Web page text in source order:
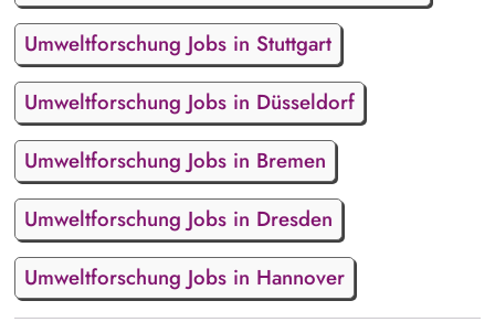
Umweltforschung Jobs in Stuttgart
Umweltforschung Jobs in Düsseldorf
Umweltforschung Jobs in Bremen
Umweltforschung Jobs in Dresden
Umweltforschung Jobs in Hannover